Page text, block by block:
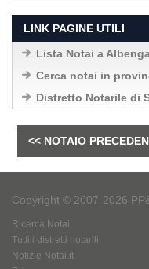
LINK PAGINE UTILI
Lista Notai a
Cerca notai in
Distretto Notarile di
<< NOTAIO
Copyright © 2007-2026
Ricerca Notai
Tutti i distretti notarili
Notizie Notai.it